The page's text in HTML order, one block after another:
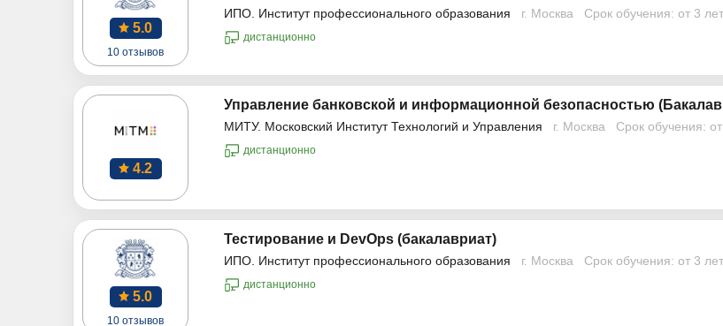
5.0
10 отзывов
ИПО. Институт профессионального образования г. Москва Срок обучения: от 3 лет
дистанционно
4.2
Управление банковской и информационной безопасностью
МИТУ. Московский Институт Технологий и Управления г. Москва Срок обучения:
дистанционно
5.0
10 отзывов
Тестирование и DevOps (бакалавриат)
ИПО. Институт профессионального образования г. Москва Срок обучения: от 3 лет
дистанционно